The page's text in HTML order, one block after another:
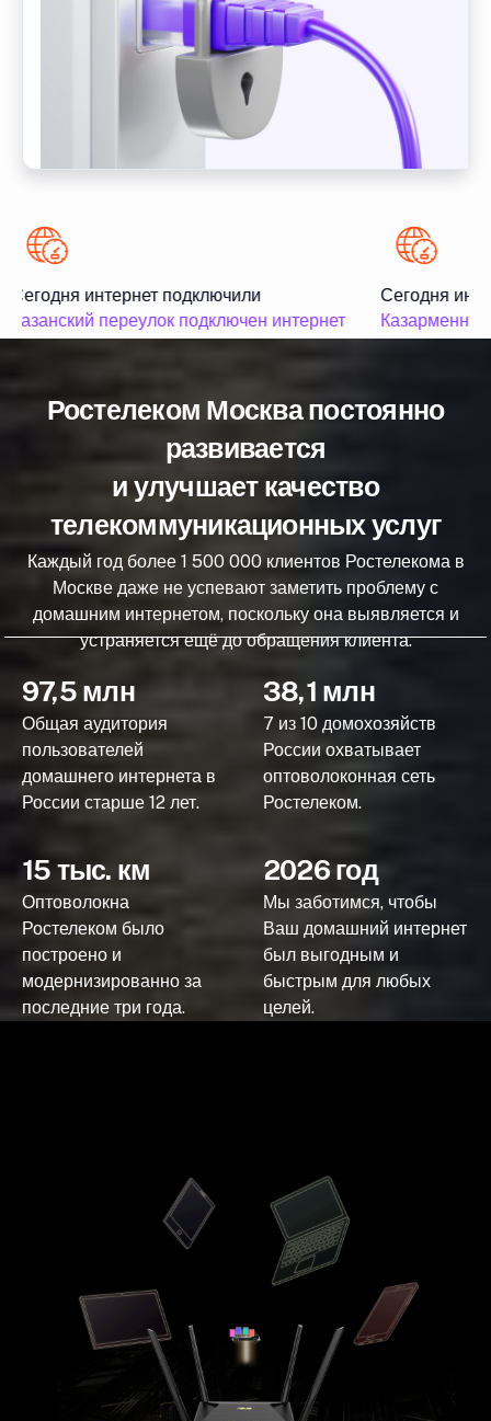
Сегодня интернет подключили
Казанский переулок подключен интернет
Сегодня
Ростелеком Москва постоянно
развивается
и улучшает качество
телекоммуникационных услуг
Каждый год более 1 500 000 клиентов Ростелекома в
Москве даже не успевают заметить проблему с
домашним интернетом, поскольку она выявляется и
устраняется ещё до обращения клиента.
97,5 млн
Общая аудитория
пользователей
домашнего интернета в
России старше 12 лет.
38,1 млн
7 из 10 домохозяйств
России охватывает
оптоволоконная сеть
Ростелеком.
15 тыс. км
Оптоволокна
Ростелеком было
построено и
модернизированно за
последние три года.
2026 год
Мы заботимся, чтобы
Ваш домашний интернет
был выгодным и
быстрым для любых
целей.